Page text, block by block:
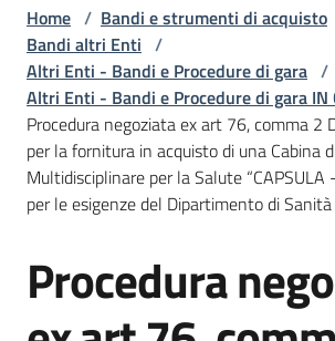
telematici
L'Agenzia
Bandi
strumenti
di
Home / Bandi e strumenti di acquisto
Bandi altri Enti /
Altri Enti - Bandi e Procedure di gara /
Altri Enti - Bandi e Procedure di gara IN
Procedura negoziata ex art 76, comma 2
per la fornitura in acquisto di una Cabina
Multidisciplinare per la Salute “CAPSULA
per le esigenze del Dipartimento di
Salta al contenuto
Procedura